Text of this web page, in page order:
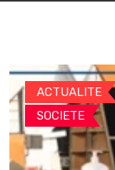
ACTUALITE
SOCIETE